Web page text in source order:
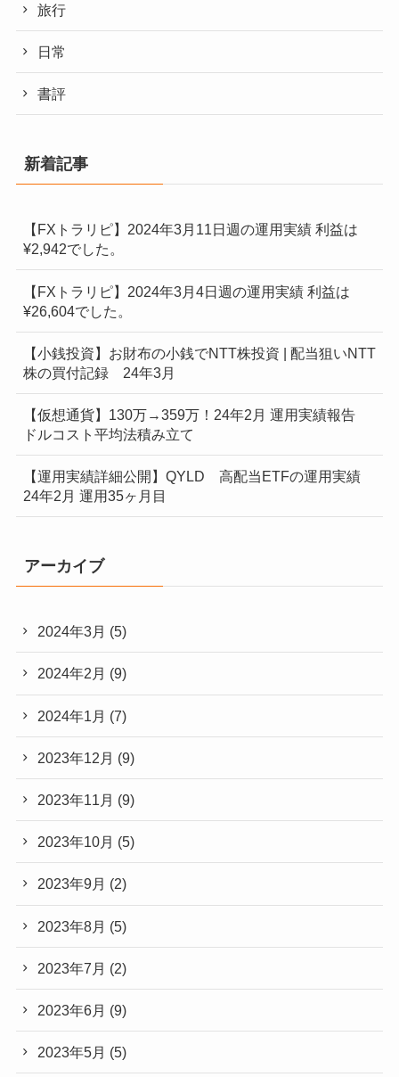
旅行
日常
書評
新着記事
【FXトラリピ】2024年3月11日週の運用実績 利益は
¥2,942でした。
【FXトラリピ】2024年3月4日週の運用実績 利益は
¥26,604でした。
【小銭投資】お財布の小銭でNTT株投資 | 配当狙いNTT
株の買付記録 24年3月
【仮想通貨】130万→359万！24年2月 運用実績報告
ドルコスト平均法積み立て
【運用実績詳細公開】QYLD 高配当ETFの運用実績
24年2月 運用35ヶ月目
アーカイブ
2024年3月 (5)
2024年2月 (9)
2024年1月 (7)
2023年12月 (9)
2023年11月 (9)
2023年10月 (5)
2023年9月 (2)
2023年8月 (5)
2023年7月 (2)
2023年6月 (9)
2023年5月 (5)